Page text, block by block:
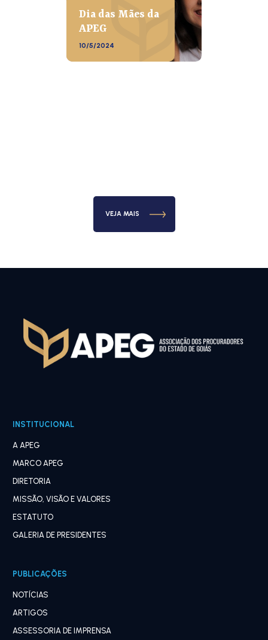
Dia das Mães da
APEG
10/5/2024
VEJA MAIS
INSTITUCIONAL
A APEG
MARCO APEG
DIRETORIA
MISSÃO, VISÃO E VALORES
ESTATUTO
GALERIA DE PRESIDENTES
PUBLICAÇÕES
NOTÍCIAS
ARTIGOS
ASSESSORIA DE IMPRENSA